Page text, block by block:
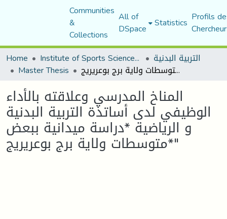
Communities
&
Collections
All of
DSpace Statistics Profils
Home
Institute of Sports Sciences and Techniques التربية البدنية
Master Thesis المناخ المدرسي وعلاقته بالأداء الوظيفي لدى أساتذة التربية البدنية و الرياضية *دراسة ميدانية ببعض متوسطات ولاية برج بوعريريج*"
المناخ المدرسي وعلاقته بالأداء
الوظيفي لدى أساتذة التربية البدنية
و الرياضية *دراسة ميدانية ببعض
متوسطات ولاية برج بوعريريج*"